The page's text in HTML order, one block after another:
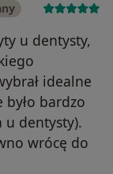
u dentysty,
idealne
bardzo
u dentysty).
wrócę do